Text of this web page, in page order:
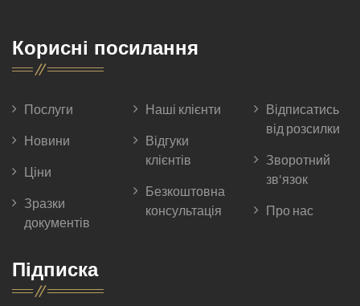
Корисні посилання
Послуги
Новини
Ціни
Зразки
документів
Наші клієнти
Відгуки
клієнтів
Безкоштовна
консультація
Відписатись
від розсилки
Зворотний
зв'язок
Про нас
Підписка